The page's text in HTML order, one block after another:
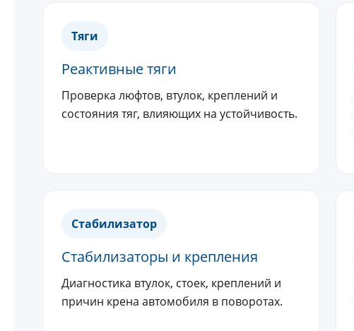
Тяги
Реактивные тяги
Проверка люфтов, втулок, креплений и
состояния тяг, влияющих на устойчивость.
Стабилизатор
Стабилизаторы и крепления
Диагностика втулок, стоек, креплений и
причин крена автомобиля в поворотах.